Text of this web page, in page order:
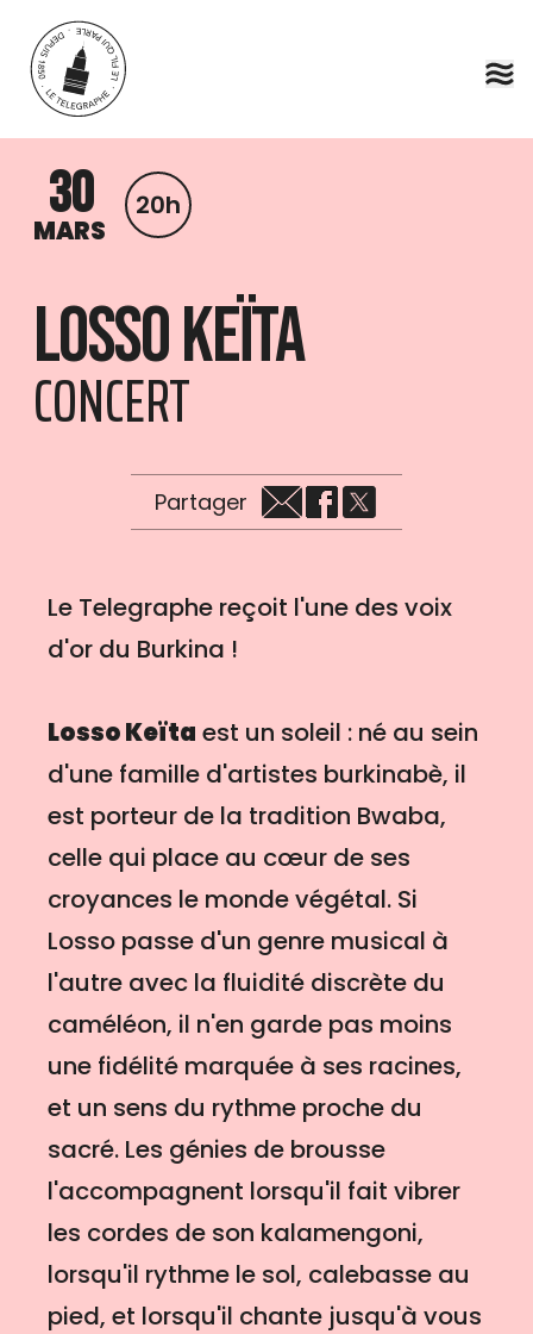
Aller au contenu principal
30
MARS
20h
Losso Keïta
CONCERT
Partager
Le Telegraphe reçoit l'une des voix
d'or du Burkina !
Losso Keïta est un soleil : né au sein
d'une famille d'artistes burkinabè, il
est porteur de la tradition Bwaba,
celle qui place au cœur de ses
croyances le monde végétal. Si
Losso passe d'un genre musical à
l'autre avec la fluidité discrète du
caméléon, il n'en garde pas moins
une fidélité marquée à ses racines,
et un sens du rythme proche du
sacré. Les génies de brousse
l'accompagnent lorsqu'il fait vibrer
les cordes de son kalamengoni,
lorsqu'il rythme le sol, calebasse au
pied, et lorsqu'il chante jusqu'à vous